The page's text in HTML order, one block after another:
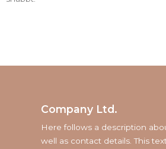
Company Ltd.
Here follows a description
well as contact details. This